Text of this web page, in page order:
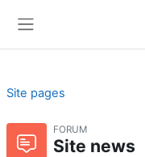
Site pages
FORUM
Site news